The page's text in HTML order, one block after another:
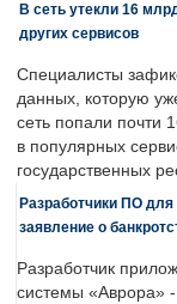
В сеть утекли 16
других сервисов
Специалисты
данных, которую
сеть попали почти
в популярных
государственных
Разработчики ПО
заявление о
Разработчик
системы «Аврора»